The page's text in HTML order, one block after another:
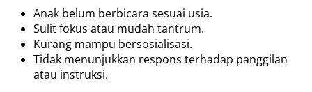
Anak belum berbicara sesuai usia.
Sulit fokus atau mudah tantrum.
Kurang mampu bersosialisasi.
Tidak menunjukkan respons terhadap panggilan
atau instruksi.